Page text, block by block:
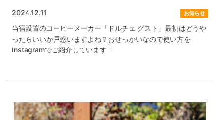
2024.12.11 お知らせ
当宿設置のコーヒーメーカー「ドルチェ グスト」最初はどうや
ったらいいか戸惑いますよね？おせっかいなので使い方を
Instagramでご紹介しています！